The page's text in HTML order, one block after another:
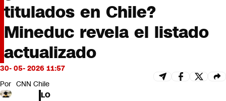
Cultura
Servicios
Bits
CNN tiempo
Futuro 360
titulados en Chile?
Mineduc revela el listado
actualizado
30- 05- 2026 11:57
Por CNN Chile
LO